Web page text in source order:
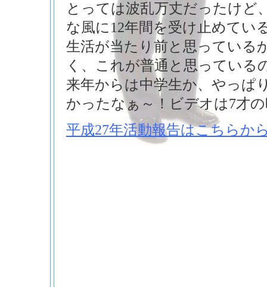
とっては波乱万丈だったけど
な風に12年間を受け止めてい
生活が当たり前と思っている
く、これが普通と思っている
来年からは中学生か、やっぱ
かったなぁ～！ビデオは7才
平成27年活動報告はこちらか